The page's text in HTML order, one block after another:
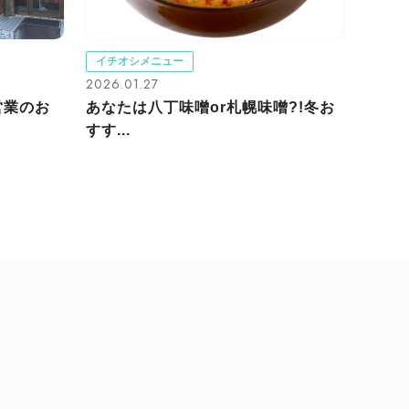
のお
イチオシメニュー
2026.01.27
あなたは八丁味噌or札幌味噌?!冬お
すす...